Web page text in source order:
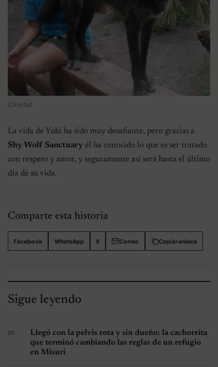
Christaf
La vida de Yuki ha sido muy desafiante, pero gracias a
Shy Wolf Sanctuary él ha conocido lo que es ser tratado
con respeto y amor, y seguramente así será hasta el último
día de su vida.
Comparte esta historia
Facebook WhatsApp X Correo Copiar enlace
Sigue leyendo
Llegó con la pelvis rota y sin dueño: la cachorrita
que terminó cambiando las reglas de un refugio
en Misuri